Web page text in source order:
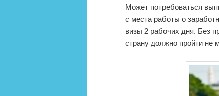
Может потребоваться
с места работы о
визы 2 рабочих дня. Без
страну должно пройти не